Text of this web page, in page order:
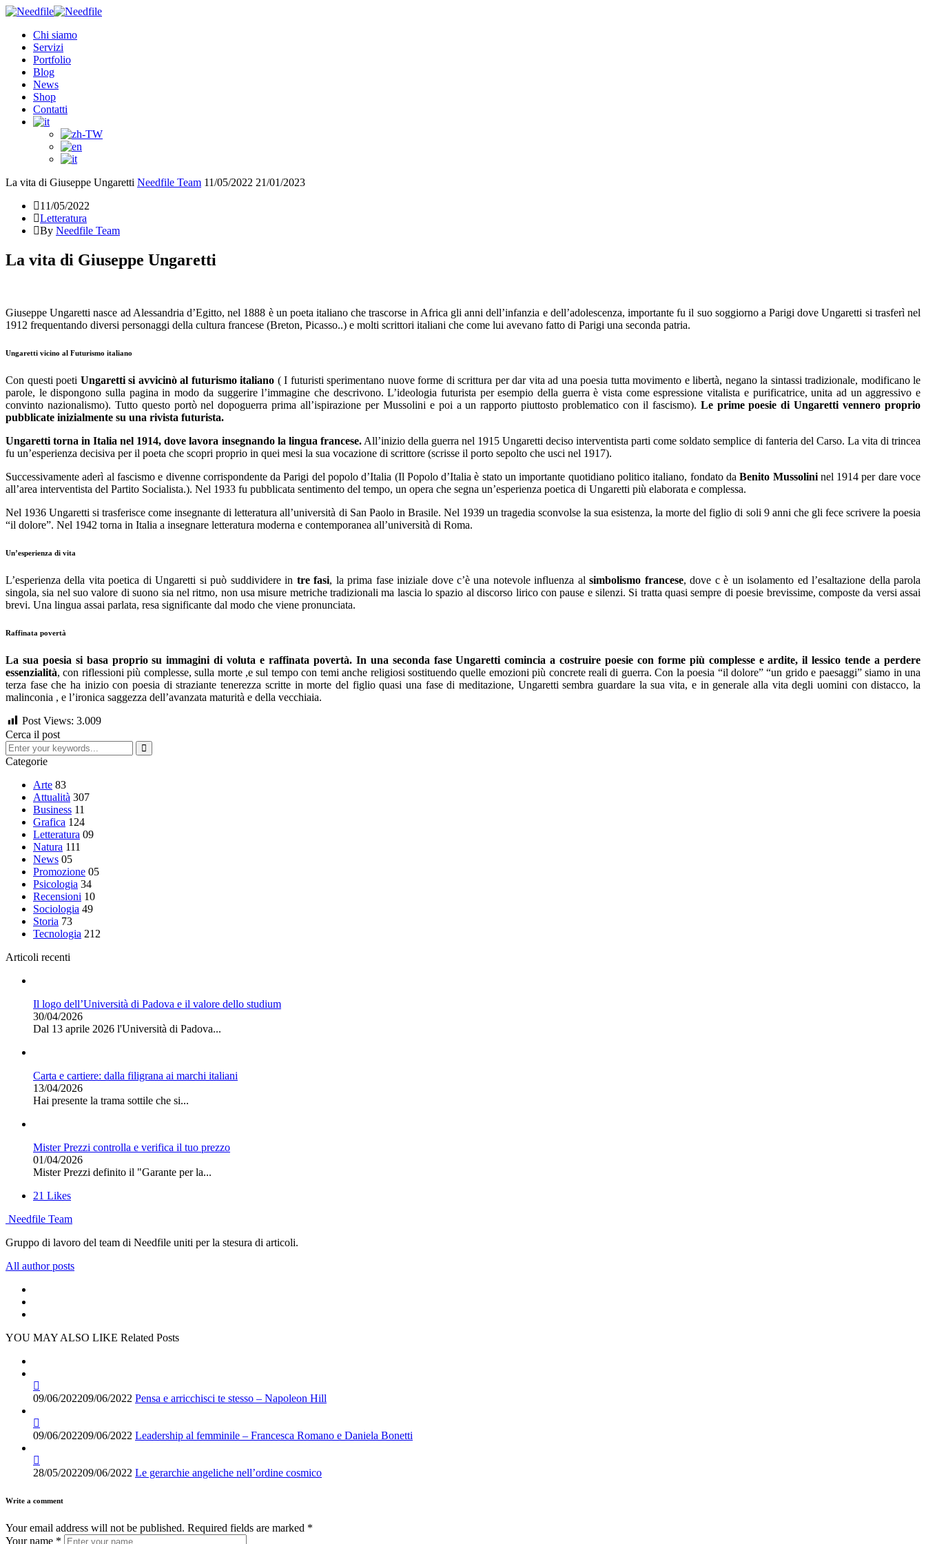
Chi siamo
Servizi
Portfolio
Blog
News
Shop
Contatti
La vita di Giuseppe Ungaretti Needfile Team 11/05/2022 21/01/2023
11/05/2022
Letteratura
By Needfile Team
La vita di Giuseppe Ungaretti
Giuseppe Ungaretti nasce ad Alessandria d’Egitto, nel 1888 è un poeta italiano che trascorse in Africa gli anni dell’infanzia e dell’adolescenza, importante fu il suo soggiorno a Parigi dove Ungaretti si trasferì nel
1912 frequentando diversi personaggi della cultura francese (Breton, Picasso..) e molti scrittori italiani che come lui avevano fatto di Parigi una seconda patria.
Ungaretti vicino al Futurismo italiano
Con questi poeti Ungaretti si avvicinò al futurismo italiano ( I futuristi sperimentano nuove forme di scrittura per dar vita ad una poesia tutta movimento e libertà, negano la sintassi tradizionale, modificano le
parole, le dispongono sulla pagina in modo da suggerire l’immagine che descrivono. L’ideologia futurista per esempio della guerra è vista come espressione vitalista e purificatrice, unita ad un aggressivo e
convinto nazionalismo). Tutto questo portò nel dopoguerra prima all’ispirazione per Mussolini e poi a un rapporto piuttosto problematico con il fascismo). Le prime poesie di Ungaretti vennero proprio
pubblicate inizialmente su una rivista futurista.
Ungaretti torna in Italia nel 1914, dove lavora insegnando la lingua francese.All’inizio della guerra nel 1915 Ungaretti deciso interventista parti come soldato semplice di fanteria del Carso. La vita di trincea
fu un’esperienza decisiva per il poeta che scopri proprio in quei mesi la sua vocazione di scrittore (scrisse il porto sepolto che usci nel 1917).
Successivamente aderì al fascismo e divenne corrispondente da Parigi del popolo d’Italia (Il Popolo d’Italia è stato un importante quotidiano politico italiano, fondato daBenito Mussolininel 1914 per dare voce
all’area interventista del Partito Socialista.). Nel 1933 fu pubblicata sentimento del tempo, un opera che segna un’esperienza poetica di Ungaretti più elaborata e complessa.
Nel 1936 Ungaretti si trasferisce come insegnante di letteratura all’università di San Paolo in Brasile. Nel 1939 un tragedia sconvolse la sua esistenza, la morte del figlio di soli 9 anni che gli fece scrivere la poesia
“il dolore”. Nel 1942 torna in Italia a insegnare letteratura moderna e contemporanea all’università di Roma.
Un’esperienza di vita
L’esperienza della vita poetica di Ungaretti si può suddividere in tre fasi, la prima fase iniziale dove c’è una notevole influenza alsimbolismo francese, dove c è un isolamento ed l’esaltazione della parola
singola, sia nel suo valore di suono sia nel ritmo, non usa misure metriche tradizionali ma lascia lo spazio al discorso lirico con pause e silenzi. Si tratta quasi sempre di poesie brevissime, composte da versi assai
brevi. Una lingua assai parlata, resa significante dal modo che viene pronunciata.
Raffinata povertà
La sua poesia si basa proprio su immagini di voluta e raffinata povertà. In una seconda fase Ungaretti comincia a costruire poesie con forme più complesse e ardite, il lessico tende a perdere
essenzialità, con riflessioni più complesse, sulla morte ,e sul tempo con temi anche religiosi sostituendo quelle emozioni più concrete reali di guerra. Con la poesia “il dolore” “un grido e paesaggi” siamo in una
terza fase che ha inizio con poesia di straziante tenerezza scritte in morte del figlio quasi una fase di meditazione, Ungaretti sembra guardare la sua vita, e in generale alla vita degli uomini con distacco, la
malinconia , e l’ironica saggezza dell’avanzata maturità e della vecchiaia.
Post Views: 3.009
Cerca il post
Categorie
Arte 83
Attualità 307
Business 11
Grafica 124
Letteratura 09
Natura 111
News 05
Promozione 05
Psicologia 34
Recensioni 10
Sociologia 49
Storia 73
Tecnologia 212
Articoli recenti
Il logo dell’Università di Padova e il valore dello studium
30/04/2026
Dal 13 aprile 2026 l'Università di Padova...
Carta e cartiere: dalla filigrana ai marchi italiani
13/04/2026
Hai presente la trama sottile che si...
Mister Prezzi controlla e verifica il tuo prezzo
01/04/2026
Mister Prezzi definito il "Garante per la...
21 Likes
Needfile Team
Gruppo di lavoro del team di Needfile uniti per la stesura di articoli.
All author posts
YOU MAY ALSO LIKE Related Posts
09/06/202209/06/2022 Pensa e arricchisci te stesso – Napoleon Hill
09/06/202209/06/2022 Leadership al femminile – Francesca Romano e Daniela Bonetti
28/05/202209/06/2022 Le gerarchie angeliche nell’ordine cosmico
Write a comment
Your email address will not be published. Required fields are marked *
Your name *